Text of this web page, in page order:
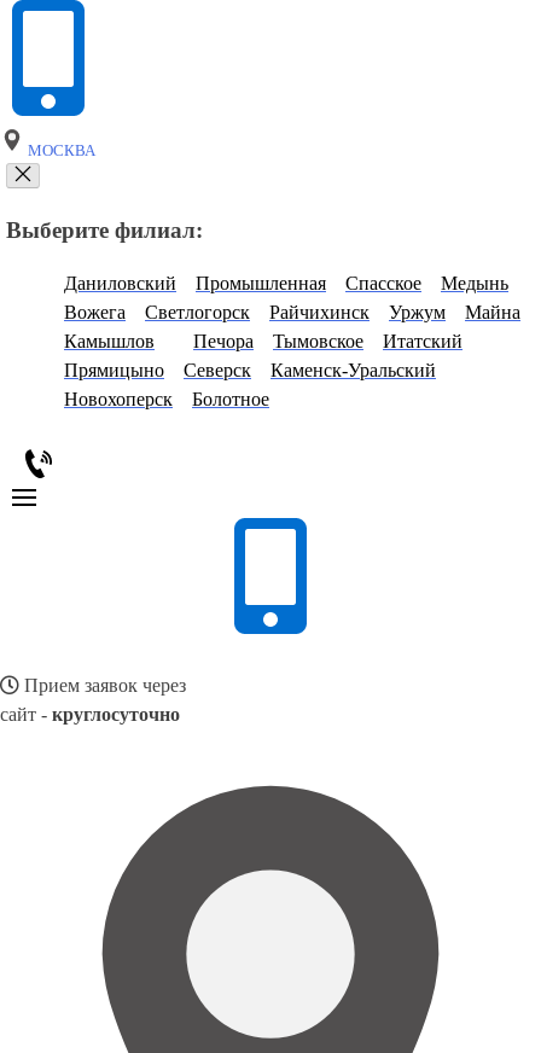
МОСКВА
Выберите филиал:
Даниловский Промышленная Спасское
Медынь
Вожега
Светлогорск Райчихинск Уржум
Майна
Камышлов
Печора Тымовское
Итатский
Прямицыно
Северск
Каменск-Уральский
Новохоперск
Болотное
Прием заявок через
сайт - круглосуточно